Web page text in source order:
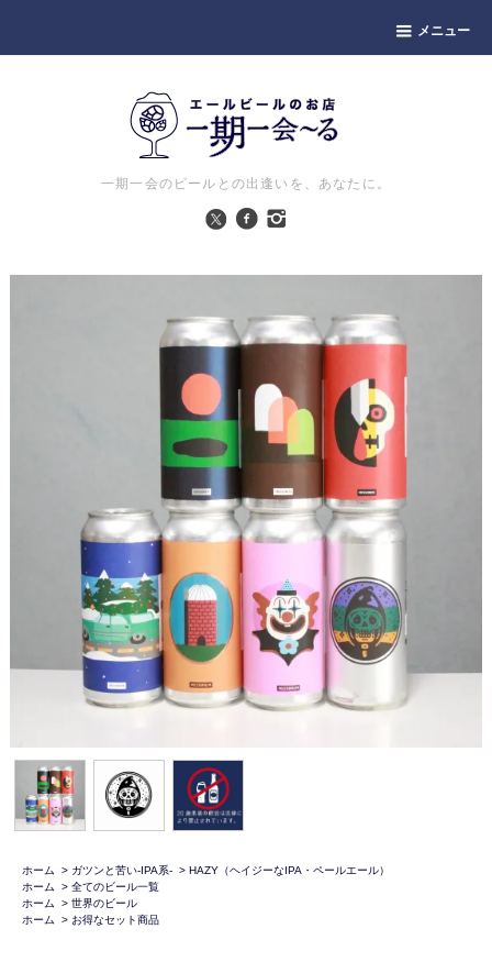
メニュー
一期一会のビールとの出逢いを、あなたに。
ホーム > ガツンと苦い-IPA系- > HAZY（ヘイジーなIPA・ペールエール）
ホーム
> 全てのビール一覧
ホーム
> 世界のビール
ホーム
> お得なセット商品